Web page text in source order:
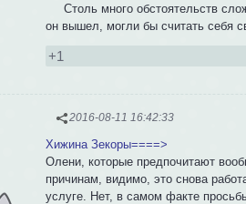
Столь много обстоятельств
он вышел, могли бы считать себя
+1
2016-08-11 16:42:33
Хижина Зекоры====>
Олени, которые предпочитают
причинам, видимо, это снова
услуге. Нет, в самом факте